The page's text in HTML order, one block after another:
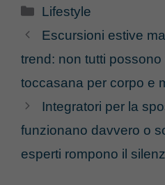
Categorie
Lifestyle
Escursioni estive
trend: non tutti possono
toccasana per corpo e
Integratori per la
funzionano davvero o
esperti rompono il